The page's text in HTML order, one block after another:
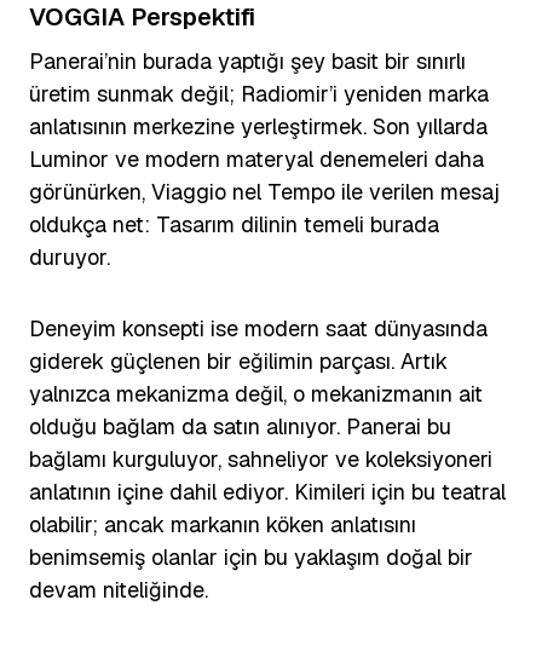
VOGGIA Perspektifi
Panerai’nin burada yaptığı şey basit bir sınırlı
üretim sunmak değil; Radiomir’i yeniden marka
anlatısının merkezine yerleştirmek. Son yıllarda
Luminor ve modern materyal denemeleri daha
görünürken, Viaggio nel Tempo ile verilen mesaj
oldukça net: Tasarım dilinin temeli burada
duruyor.
Deneyim konsepti ise modern saat dünyasında
giderek güçlenen bir eğilimin parçası. Artık
yalnızca mekanizma değil, o mekanizmanın ait
olduğu bağlam da satın alınıyor. Panerai bu
bağlamı kurguluyor, sahneliyor ve koleksiyoneri
anlatının içine dahil ediyor. Kimileri için bu teatral
olabilir; ancak markanın köken anlatısını
benimsemiş olanlar için bu yaklaşım doğal bir
devam niteliğinde.